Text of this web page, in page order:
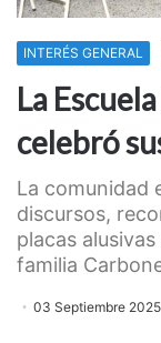
INTERÉS GENERAL
La
celebró
La comunidad
discursos,
placas
familia
03 Septiembre 2025